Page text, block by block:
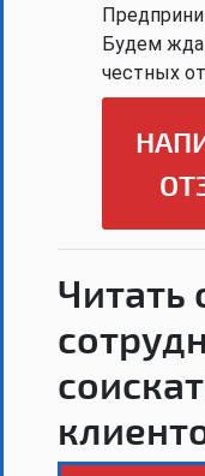
Будем
честных
Читать